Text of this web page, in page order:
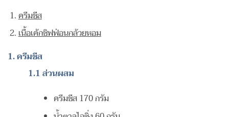
ครีมชีส
เนื้อเค้กชิฟฟ่อนกล้วยหอม
1. ครีมชีส
1.1 ส่วนผสม
ครีมชีส 170 กรัม